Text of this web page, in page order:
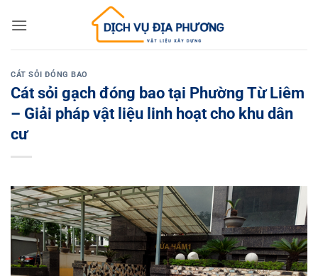
CÁT SỎI ĐÓNG BAO
Cát sỏi gạch đóng bao tại Phường Từ Liêm
– Giải pháp vật liệu linh hoạt cho khu dân
cư